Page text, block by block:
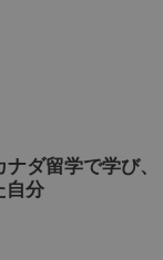
ダ留学で学び、
自分